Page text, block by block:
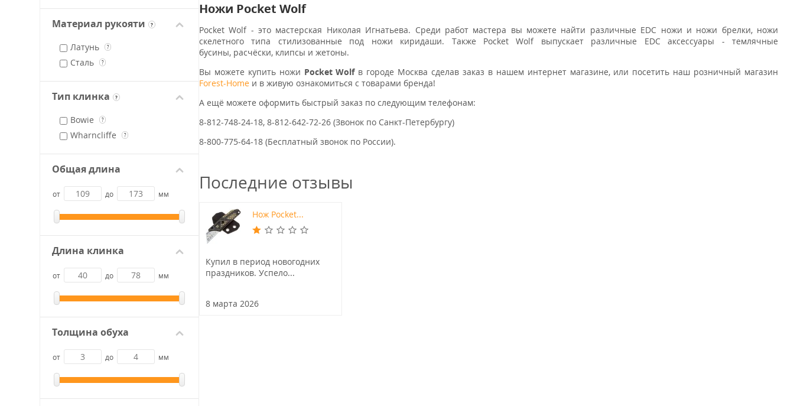
Материал рукояти ?
Латунь ?
Сталь ?
Тип клинка ?
Bowie ?
Wharncliffe ?
Общая длина
от до мм
Длина клинка
от до мм
Толщина обуха
от до мм
Ножи Pocket Wolf
Pocket Wolf - это мастерская Николая Игнатьева. Среди работ мастера вы можете найти различные EDC ножи и ножи брелки, ножи
скелетного типа стилизованные под ножи киридаши. Также Pocket Wolf выпускает различные EDC аксессуары - темлячные
бусины, расчёски, клипсы и жетоны.
Вы можете купить ножи Pocket Wolfв городе Москва сделав заказ в нашем интернет магазине, или посетить наш розничный магазин
Forest-Home и в живую ознакомиться с товарами бренда!
А ещё можете оформить быстрый заказ по следующим телефонам:
8-812-748-24-18, 8-812-642-72-26 (Звонок по Санкт-Петербургу)
8-800-775-64-18 (Бесплатный звонок по России).
Последние отзывы
Нож Pocket...
Купил в период новогодних
праздников. Успело...
8 марта 2026